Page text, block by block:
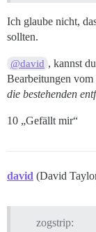
Ich glaube nicht,
sollten.
@david , kannst
Bearbeitungen
die bestehenden
10 „Gefällt mir“
david (David
zogstrip: